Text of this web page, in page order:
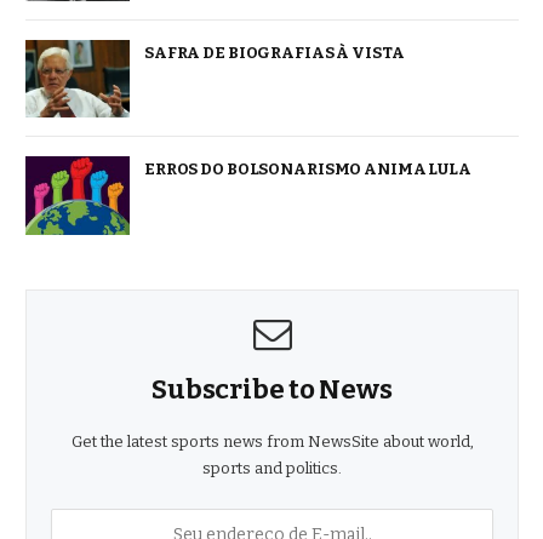
SAFRA DE BIOGRAFIAS À VISTA
ERROS DO BOLSONARISMO ANIMA LULA
Subscribe to News
Get the latest sports news from NewsSite about world,
sports and politics.